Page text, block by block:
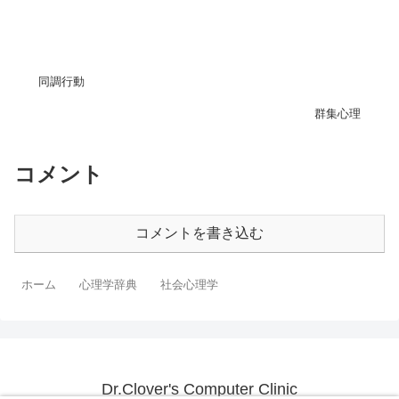
同調行動
群集心理
コメント
コメントを書き込む
ホーム 心理学辞典 社会心理学
Dr.Clover's Computer Clinic